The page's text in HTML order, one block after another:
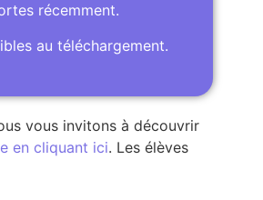
récemment.
au téléchargement.
vous invitons à découvrir
en cliquant ici. Les élèves